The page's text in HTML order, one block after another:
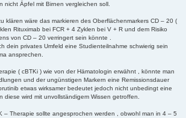
nicht Äpfel mit Birnen vergleichen soll.
klären wäre das markieren des Oberflächenmarkers CD – 20 (
Rituximab bei FCR + 4 Zyklen bei V + R und dem Risiko
von CD – 20 verringert sein könnte .
dein privates Umfeld eine Studienteilnahme schwierig sein
ansprechen.
( cBTKi ) wie von der Hämatologin erwähnt , könnte man
und der ungünstigen Markern eine Remissionsdauer
etwas wirksamer bedeutet jedoch nicht unbedingt eine
wird mit unvollständigem Wissen getroffen.
– Therapie sollte angesprochen werden , obwohl man in 4 – 5